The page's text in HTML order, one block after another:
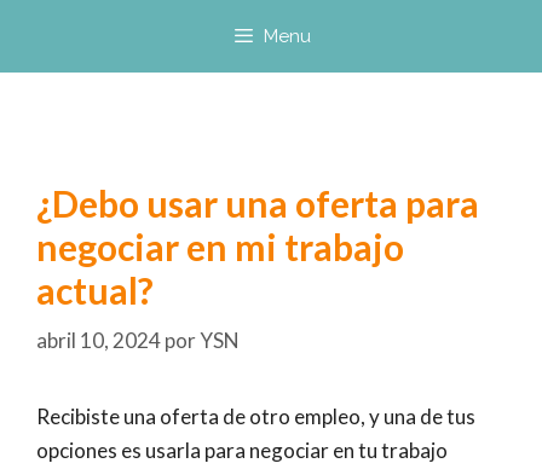
Menu
¿Debo usar una oferta para
negociar en mi trabajo
actual?
abril 10, 2024porYSN
Recibiste una oferta de otro empleo, y una de tus
opciones es usarla para negociar en tu trabajo